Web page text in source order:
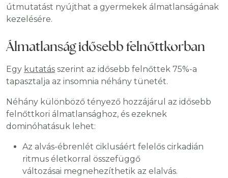
útmutatást nyújthat a gyermekek álmatlanságának
kezelésére.
Álmatlanság idősebb felnőttkorban
Egy kutatás szerint az idősebb felnőttek 75%-a
tapasztalja az insomnia néhány tünetét.
Néhány különböző tényező hozzájárul az idősebb
felnőttkori álmatlansághoz, és ezeknek
dominóhatásuk lehet:
Az alvás-ébrenlét ciklusáért felelős cirkadián
ritmus életkorral összefüggő
változásai megnehezíthetik az elalvás.